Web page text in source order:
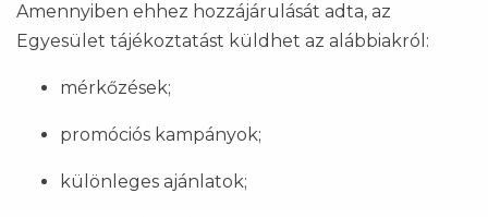
Amennyiben ehhez hozzájárulását adta, az
Egyesület tájékoztatást küldhet az alábbiakról:
mérkőzések;
promóciós kampányok;
különleges ajánlatok;